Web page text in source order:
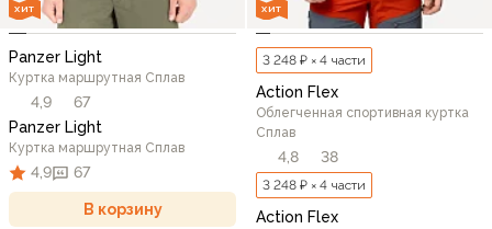
ХИТ
Panzer Light
Куртка маршрутная Сплав
4,9
67
Panzer Light
Куртка маршрутная Сплав
4,9 67
В корзину
ХИТ
3 248 ₽ × 4 части
Action Flex
Облегченная спортивная куртка
Сплав
4,8 38
3 248 ₽ × 4 части
Action Flex